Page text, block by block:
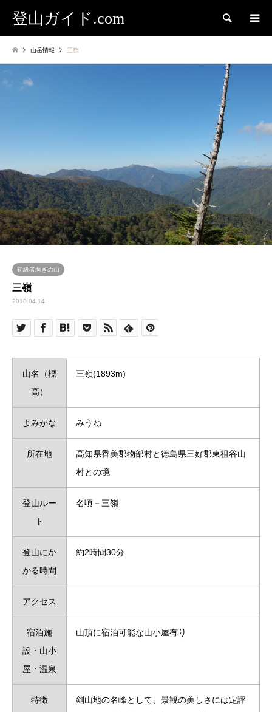
登山ガイド.com 検索
山岳情報 三嶺
初級者向きの山
三嶺
2018.04.14
山名（標
高）
三嶺(1893m)
よみがな みうね
所在地
高知県香美郡物部村と徳島県三好郡東祖谷山
村との境
登山ルー
ト
名頃－三嶺
登山にか
かる時間
約2時間30分
アクセス
宿泊施
設・山小
屋・温泉
山頂に宿泊可能な山小屋有り
特徴
剣山地の名峰として、景観の美しさには定評